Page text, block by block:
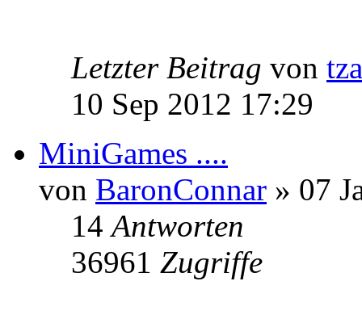
Letzter Beitrag von
10 Sep 2012 17:29
MiniGames ....
von BaronConnar » 07
14Antworten
36961 Zugriffe